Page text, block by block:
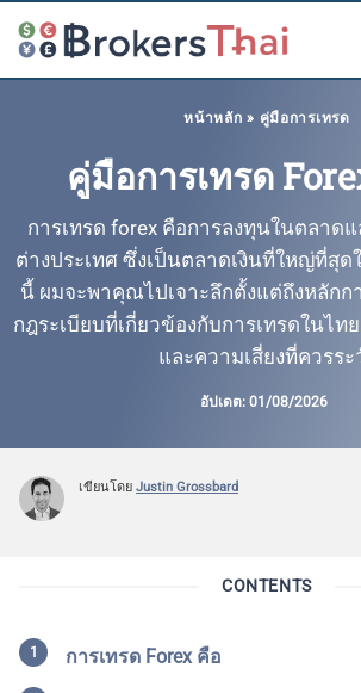
หน้าหลัก » คู่มือการเทรด
คู่มือการเทรด
การเทรด forex คือการลงทุนในตลาดแ
ต่างประเทศ ซึ่งเป็นตลาดเงินที่ใหญ่ที่สุ
นี้ ผมจะพาคุณไปเจาะลึกตั้งแต่ถึงหลักก
กฎระเบียบที่เกี่ยวข้องกับการเทรดในไท
และความเสี่ยงที่ควรระ
อัปเดต: 01/08/2026
เขียนโดย Justin Grossbard
CONTENTS
การเทรด Forex คือ